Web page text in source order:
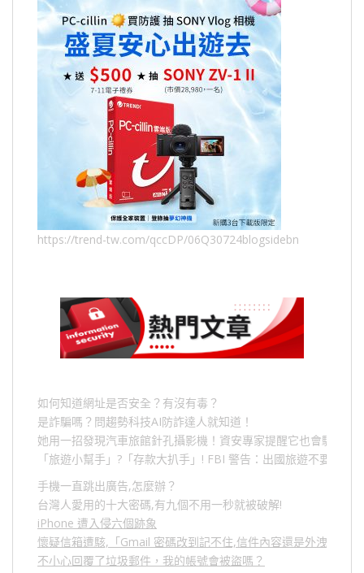
https://trend-tw.com/qccDP/06Q30724blogsidebn
如何知道網址是否安全？有沒有毒？
是詐騙嗎？問趨勢科技AI防詐達人就知道！
她用一招發現汽車旅館針孔攝影機！資安專家提醒它也會駭人成
「旅遊小幫手」 ? 「存款大扒手」 ! FBI 警告：出國旅遊不要做的
手機一直跳出廣告,怎麼辦？
台灣人愛用的十大密碼,有九個不用一秒就被破解!
iPhone 遭入侵六個跡象
懷疑信箱遭駭,「Gmail 密碼改到記不住,信件內容還是外洩？」,
不小心回覆了垃圾郵件，我的帳號會被盜嗎？